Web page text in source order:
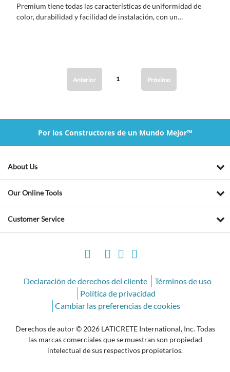
Premium tiene todas las características de uniformidad de
color, durabilidad y facilidad de instalación, con un
Anterior 1 Próximo
Por los Constructores de un Mundo Mejor™
About Us
Our Online Tools
Customer Service
Declaración de derechos del cliente
Términos de uso
Política de privacidad
Cambiar las preferencias de cookies
Derechos de autor © 2026 LATICRETE International, Inc. Todas
las marcas comerciales que se muestran son propiedad
intelectual de sus respectivos propietarios.